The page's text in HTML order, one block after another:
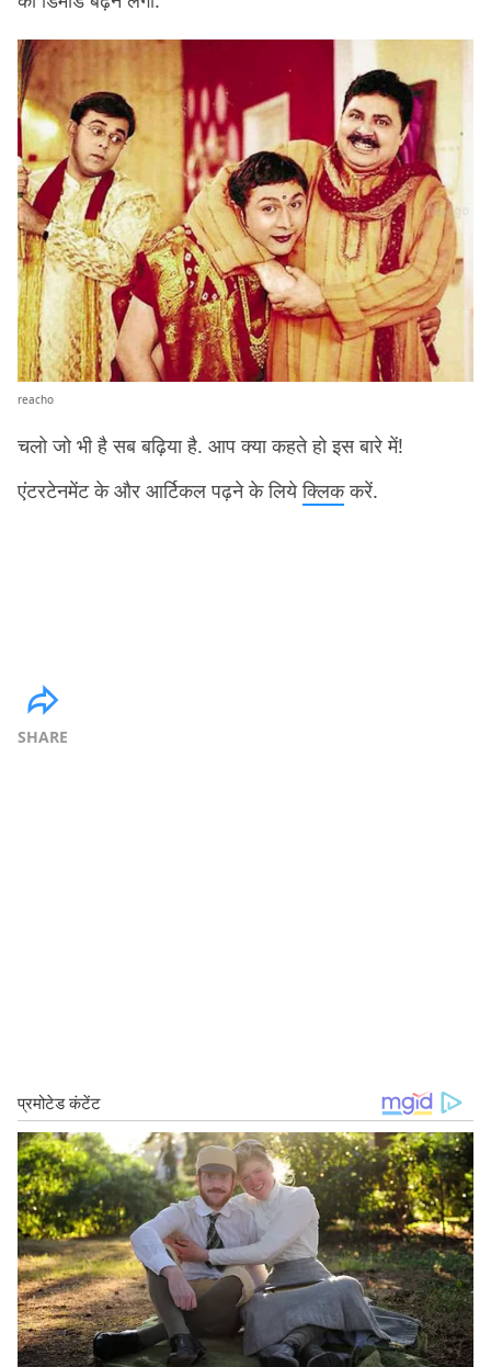
reacho
चलो जो भी है सब बढ़िया है. आप क्या कहते हो इस बारे में!
एंटरटेनमेंट के और आर्टिकल पढ़ने के लियेक्लिककरें.
SHARE